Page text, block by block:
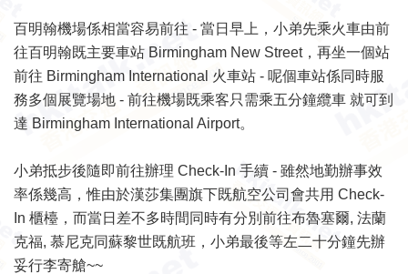
百明翰機場係相當容易前往 - 當日早上，小弟先乘火車由前
往百明翰既主要車站 Birmingham New Street，再坐一個站
前往 Birmingham International 火車站 - 呢個車站係同時服
務多個展覽場地 - 前往機場既乘客只需乘五分鐘纜車 就可到
達 Birmingham International Airport。
小弟抵步後隨即前往辦理 Check-In 手續 - 雖然地勤辦事效
率係幾高，惟由於漢莎集團旗下既航空公司會共用 Check-
In 櫃檯，而當日差不多時間同時有分別前往布魯塞爾, 法蘭
克福, 慕尼克同蘇黎世既航班，小弟最後等左二十分鐘先辦
妥行李寄艙~~